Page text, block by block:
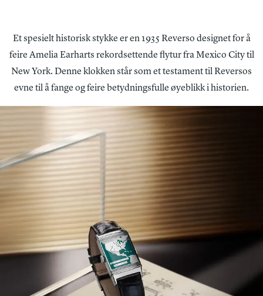
Et spesielt historisk stykke er en 1935 Reverso designet for å
feire Amelia Earharts rekordsettende flytur fra Mexico City til
New York. Denne klokken står som et testament til Reversos
evne til å fange og feire betydningsfulle øyeblikk i historien.